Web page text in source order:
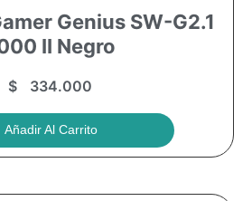
Genius SW-G2.1
II Negro
$334.000
Añadir Al Carrito